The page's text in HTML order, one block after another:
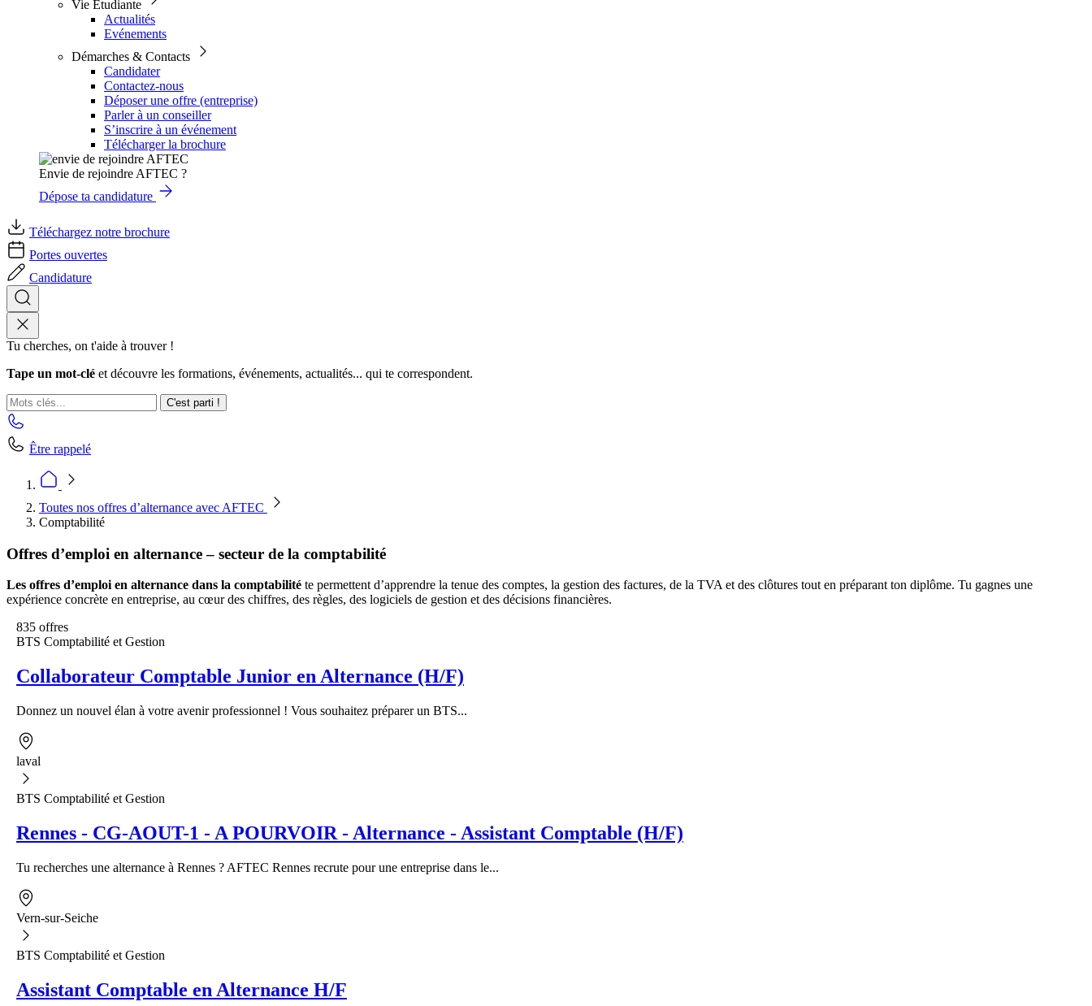
Vie Étudiante
Actualités
Evénements
Démarches & Contacts
Candidater
Contactez-nous
Déposer une offre (entreprise)
Parler à un conseiller
S’inscrire à un événement
Télécharger la brochure
Envie de rejoindre AFTEC ?
Dépose ta candidature
Téléchargez notre brochure
Portes ouvertes
Candidature
Tu cherches, on t'aide à trouver !
Tape un mot-clé et découvre les formations, événements, actualités... qui te correspondent.
C'est parti !
Être rappelé
Toutes nos offres d’alternance avec AFTEC
Comptabilité
Offres d’emploi en alternance – secteur de la comptabilité
Les offres d’emploi en alternance dans la comptabilité te permettent d’apprendre la tenue des comptes, la gestion des factures, de la TVA et des clôtures tout en préparant ton diplôme. Tu gagnes une
expérience concrète en entreprise, au cœur des chiffres, des règles, des logiciels de gestion et des décisions financières.
835 offres
BTS Comptabilité et Gestion
Collaborateur Comptable Junior en Alternance (H/F)
Donnez un nouvel élan à votre avenir professionnel ! Vous souhaitez préparer un BTS...
laval
BTS Comptabilité et Gestion
Rennes - CG-AOUT-1 - A POURVOIR - Alternance - Assistant Comptable (H/F)
Tu recherches une alternance à Rennes ? AFTEC Rennes recrute pour une entreprise dans le...
Vern-sur-Seiche
BTS Comptabilité et Gestion
Assistant Comptable en Alternance H/F